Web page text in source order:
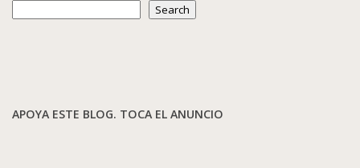
Search
APOYA ESTE BLOG. TOCA EL ANUNCIO